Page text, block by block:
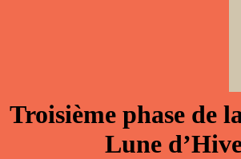
Troisième phase de
Lune